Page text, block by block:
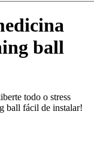
ball
todo o stress
ball fácil de instalar!